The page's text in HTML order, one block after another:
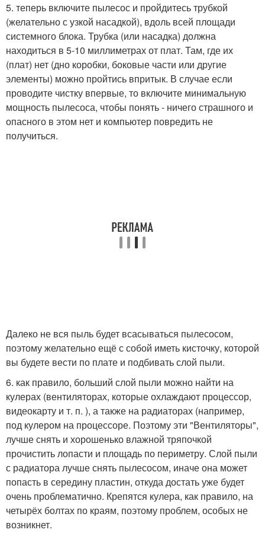
5. теперь включите пылесос и пройдитесь трубкой
(желательно с узкой насадкой), вдоль всей площади
системного блока. Трубка (или насадка) должна
находиться в 5-10 миллиметрах от плат. Там, где их
(плат) нет (дно коробки, боковые части или другие
элементы) можно пройтись впритык. В случае если
проводите чистку впервые, то включите минимальную
мощность пылесоса, чтобы понять - ничего страшного и
опасного в этом нет и компьютер повредить не
получиться.
Далеко не вся пыль будет всасываться пылесосом,
поэтому желательно ещё с собой иметь кисточку, которой
вы будете вести по плате и подбивать слой пыли.
6. как правило, больший слой пыли можно найти на
кулерах (вентиляторах, которые охлаждают процессор,
видеокарту и т. п. ), а также на радиаторах (например,
под кулером на процессоре. Поэтому эти "Вентиляторы",
лучше снять и хорошенько влажной тряпочкой
прочистить лопасти и площадь по периметру. Слой пыли
с радиатора лучше снять пылесосом, иначе она может
попасть в середину пластин, откуда достать уже будет
очень проблематично. Крепятся кулера, как правило, на
четырёх болтах по краям, поэтому проблем, особых не
возникнет.